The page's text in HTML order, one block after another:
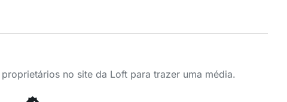
no site da Loft para trazer uma média.